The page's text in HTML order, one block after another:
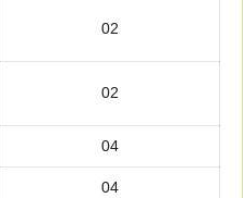
02
02
04
04